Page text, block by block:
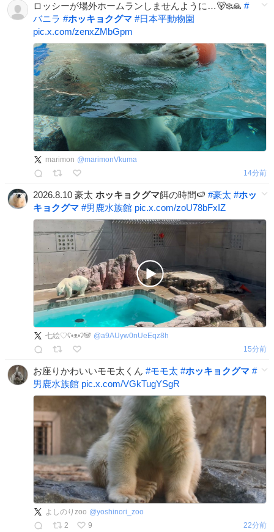
ロッシーが場外ホームランしませんように…🐻‍❄️🙏 #
バニラ #ホッキョクグマ #日本平動物園
pic.x.com/zenxZMbGpm
marimon @marimonVkuma
14分前
2026.8.10 豪太 ホッキョクグマ餌の時間🍉 #豪太 #ホッ
キョクグマ #男鹿水族館 pic.x.com/zoU78bFxIZ
七絵♡ʕ•ᴥ•ʔ🐼 @a9AUyw0nUeEqz8h
15分前
お座りかわいいモモ太くん #モモ太 #ホッキョクグマ #
男鹿水族館 pic.x.com/VGkTugYSgR
よしのりzoo @yoshinori_zoo
2
9 22分前